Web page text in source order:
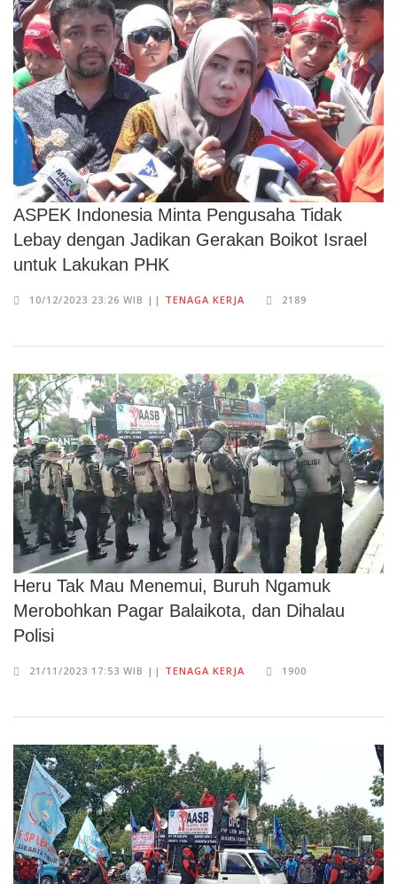
ASPEK Indonesia Minta Pengusaha Tidak
Lebay dengan Jadikan Gerakan Boikot Israel
untuk Lakukan PHK
10/12/2023 23:26 WIB || TENAGA KERJA 2189
Heru Tak Mau Menemui, Buruh Ngamuk
Merobohkan Pagar Balaikota, dan Dihalau
Polisi
21/11/2023 17:53 WIB || TENAGA KERJA 1900